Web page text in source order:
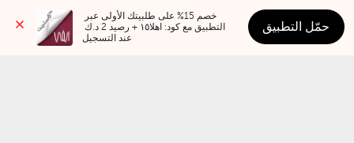
عند التسجيل
حمّل التطبيق